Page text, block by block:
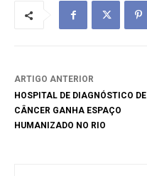
ARTIGO ANTERIOR
HOSPITAL DE DIAGNÓSTICO DE
CÂNCER GANHA ESPAÇO
HUMANIZADO NO RIO